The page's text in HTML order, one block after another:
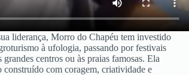
liderança, Morro do Chapéu tem investido
à ufologia, passando por festivais
centros ou às praias famosas. Ela
construído com coragem, criatividade e